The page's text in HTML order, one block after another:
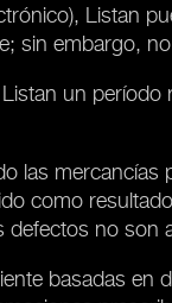
Listan
sin embargo,
un
las
como
no son
basadas en